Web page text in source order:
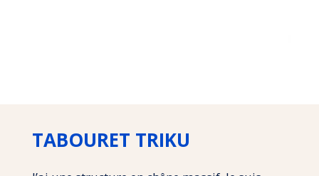
TABOURET TRIKU